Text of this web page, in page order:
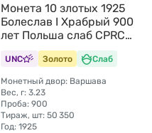
Монета 10 злотых 1925
Болеслав I Храбрый 900
лет Польша слаб CPRC
UNC Золото Слаб
Монетный двор: Варшава
Вес, г: 3.23
Проба: 900
Тираж, шт: 50 350
Год: 1925